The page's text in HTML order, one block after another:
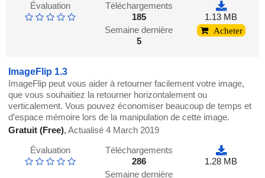
Évaluation
Téléchargements
185
Semaine dernière
5
1.13 MB
Acheter
ImageFlip 1.3
ImageFlip peut vous aider à retourner facilement votre image,
que vous souhaitiez la retourner horizontalement ou
verticalement. Vous pouvez économiser beaucoup de temps et
d’espace mémoire lors de la manipulation de cette image.
Gratuit (Free),Actualisé 4 March 2019
Évaluation
Téléchargements
286
Semaine dernière
1.28 MB